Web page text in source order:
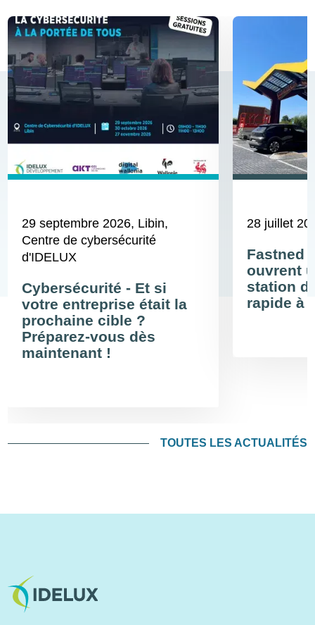
29 septembre 2026, Libin,
Centre de cybersécurité
d'IDELUX
Cybersécurité - Et si
votre entreprise était la
prochaine cible ?
Préparez-vous dès
maintenant !
28 juillet
Fastned
ouvrent
station
rapide à
TOUTES LES ACTUALITÉS
Image